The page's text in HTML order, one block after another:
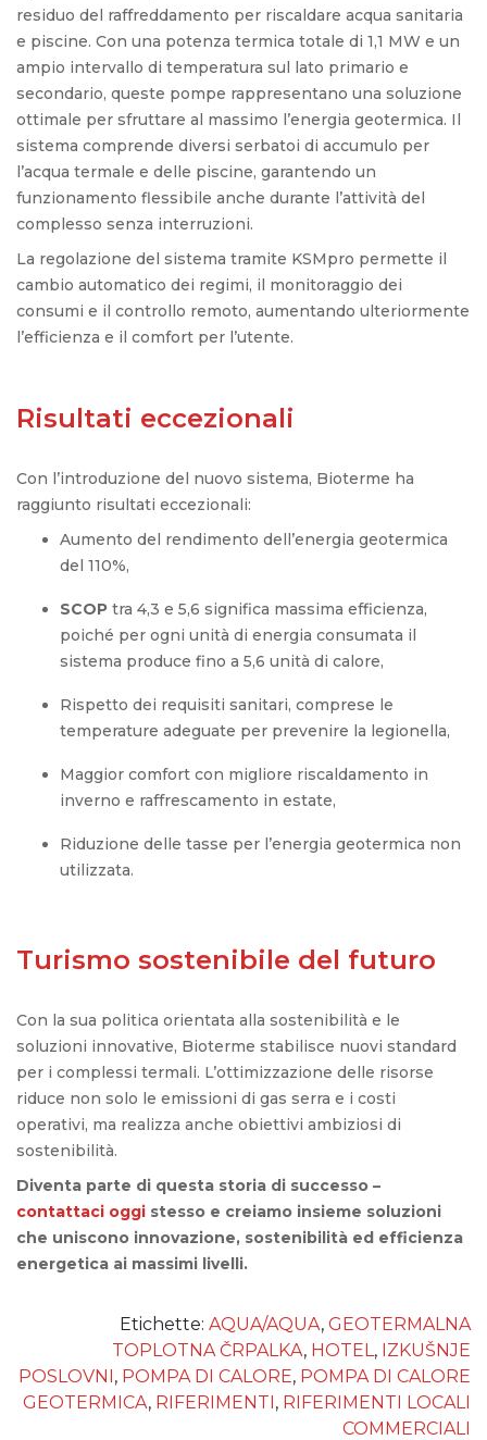
residuo del raffreddamento per riscaldare acqua sanitaria
e piscine. Con una potenza termica totale di 1,1 MW e un
ampio intervallo di temperatura sul lato primario e
secondario, queste pompe rappresentano una soluzione
ottimale per sfruttare al massimo l’energia geotermica. Il
sistema comprende diversi serbatoi di accumulo per
l’acqua termale e delle piscine, garantendo un
funzionamento flessibile anche durante l’attività del
complesso senza interruzioni.
La regolazione del sistema tramite KSMpro permette il
cambio automatico dei regimi, il monitoraggio dei
consumi e il controllo remoto, aumentando ulteriormente
l’efficienza e il comfort per l’utente.
Risultati eccezionali
Con l’introduzione del nuovo sistema, Bioterme ha
raggiunto risultati eccezionali:
Aumento del rendimento dell’energia geotermica
del 110%,
SCOP tra 4,3 e 5,6 significa massima efficienza,
poiché per ogni unità di energia consumata il
sistema produce fino a 5,6 unità di calore,
Rispetto dei requisiti sanitari, comprese le
temperature adeguate per prevenire la legionella,
Maggior comfort con migliore riscaldamento in
inverno e raffrescamento in estate,
Riduzione delle tasse per l’energia geotermica non
utilizzata.
Turismo sostenibile del futuro
Con la sua politica orientata alla sostenibilità e le
soluzioni innovative, Bioterme stabilisce nuovi standard
per i complessi termali. L’ottimizzazione delle risorse
riduce non solo le emissioni di gas serra e i costi
operativi, ma realizza anche obiettivi ambiziosi di
sostenibilità.
Diventa parte di questa storia di successo –
contattaci oggi stesso e creiamo insieme soluzioni
che uniscono innovazione, sostenibilità ed efficienza
energetica ai massimi livelli.
Etichette: AQUA/AQUA, GEOTERMALNA
TOPLOTNA ČRPALKA, HOTEL , IZKUŠNJE
POSLOVNI, POMPA DI CALORE, POMPA DI CALORE
GEOTERMICA, RIFERIMENTI, RIFERIMENTI LOCALI
COMMERCIALI